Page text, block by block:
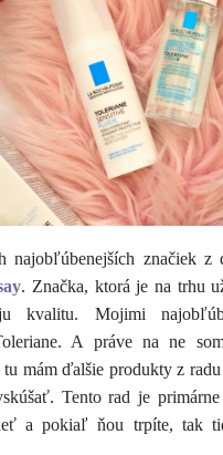
najobľúbenejších značiek z
. Značka, ktorá je na trhu
kvalitu. Mojimi
A práve na ne
tu mám ďalšie produkty z
Tento rad je
a pokiaľ ňou trpíte, tak